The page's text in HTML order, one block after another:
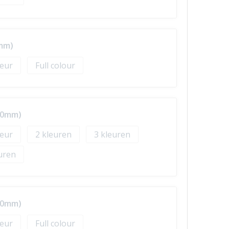
Full colour
2
3
Full colour